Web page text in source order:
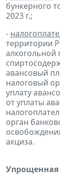
бункерного
2023 г.;
-
территории
алкогольной
авансовый
налоговый
уплату
от уплаты
орган
акциза.
Упрощенная